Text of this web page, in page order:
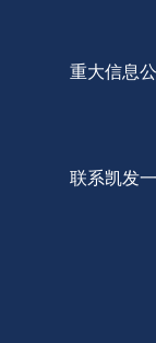
重大信息
联系凯发